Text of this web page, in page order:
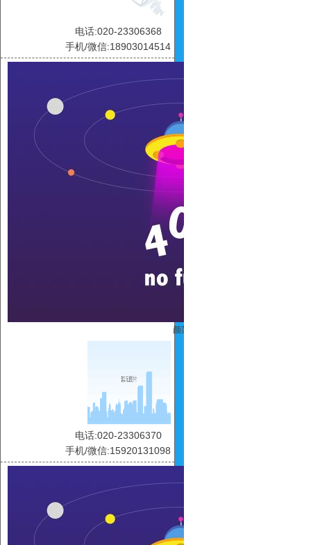
电话:020-23306368
手机/微信:18903014514
颜莲
电话:020-23306370
手机/微信:15920131098